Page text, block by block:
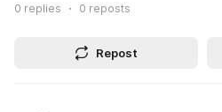
0 replies 0 reposts
Repost